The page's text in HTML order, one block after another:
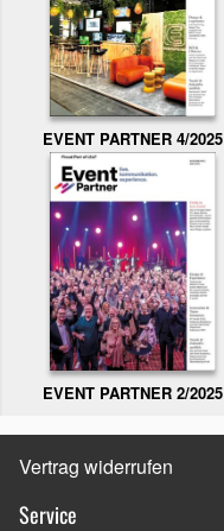
EVENT PARTNER 4/2025
EVENT PARTNER 2/2025
Vertrag widerrufen
Service